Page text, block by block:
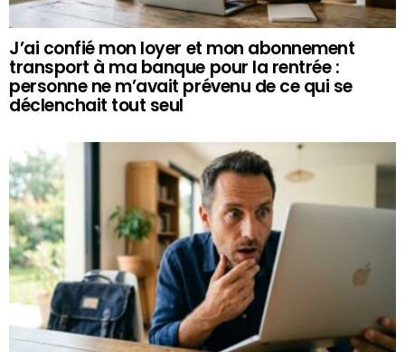
J’ai confié mon loyer et mon abonnement
transport à ma banque pour la rentrée :
personne ne m’avait prévenu de ce qui se
déclenchait tout seul